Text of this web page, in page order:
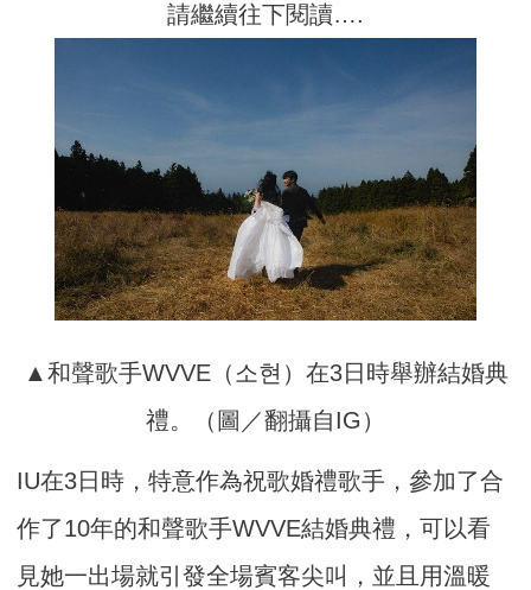
請繼續往下閱讀….
▲和聲歌手WVVE（소현）在3日時舉辦結婚典
禮。（圖／翻攝自IG）
IU在3日時，特意作為祝歌婚禮歌手，參加了合
作了10年的和聲歌手WVVE結婚典禮，可以看
見她一出場就引發全場賓客尖叫，並且用溫暖